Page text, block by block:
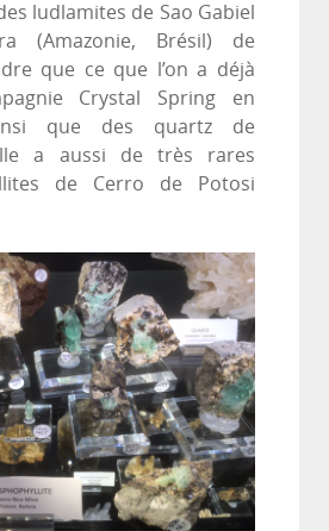
ludlamites de Sao Gabiel
(Amazonie, Brésil) de
que ce que l’on a déjà
Crystal Spring en
que des quartz de
a aussi de très rares
de Cerro de Potosi